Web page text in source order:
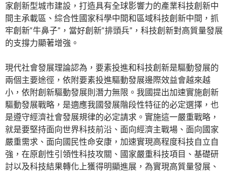
家創新型城市建設，打造具有全球影響力的產業科技創新中
間主承載區、綜合性國家科學中間和區域科技創新中間，抓
牢創新“牛鼻子”，當好創新“排頭兵”，科技創新對高質量發展
的支撐力顯著增強。
現代社會發展理論認為，要素投進和科技創新是驅動發展的
兩個主要途徑，依附要素投進驅動發展邊際效益會越來越
小，依附創新驅動發展則潛力無限。我國提出加速實施創新
驅動發展戰略，是適應我國發展階段性特征的必定選擇，也
是遵守經濟社會發展規律的必定請求。實施這一嚴重戰略，
就是要堅持面向世界科技前沿、面向經濟主戰場、面向國家
嚴重需求、面向國民性命安康，加速實現高程度科技自立自
強，在原創性引領性科技攻關、國家嚴重科技項目、基礎研
討以及科技結果轉化上獲得明顯進展，為實現高質量發展、